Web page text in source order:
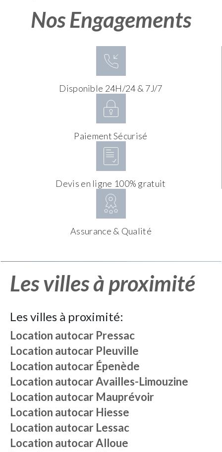
Nos Engagements
Disponible 24H/24 & 7J/7
Paiement Sécurisé
Devis en ligne 100% gratuit
Assurance & Qualité
Les villes à proximité
Les villes à proximité:
Location autocar Pressac
Location autocar Pleuville
Location autocar Épenède
Location autocarAvailles-Limouzine
Location autocar Mauprévoir
Location autocar Hiesse
Location autocar Lessac
Location autocarAlloue